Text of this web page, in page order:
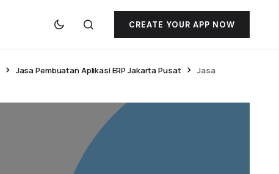
CREATE YOUR APP NOW
Jasa Pembuatan Aplikasi ERP Jakarta Pusat
Jasa